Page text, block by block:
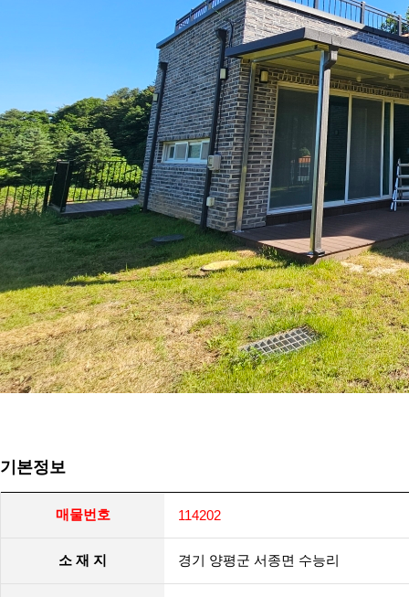
기본정보
매물번호 114202
소 재 지 경기 양평군 서종면 수능리